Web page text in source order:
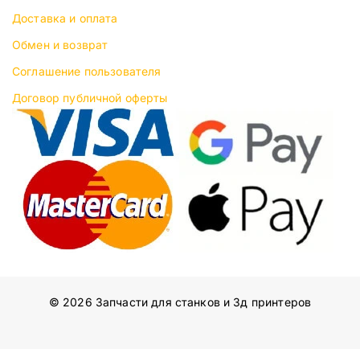
Доставка и оплата
Обмен и возврат
Соглашение пользователя
Договор публичной оферты
© 2026 Запчасти для станков и 3д принтеров